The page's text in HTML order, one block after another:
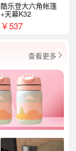
酷乐登大六角帐篷
+天幕K32
￥537
查看更多 